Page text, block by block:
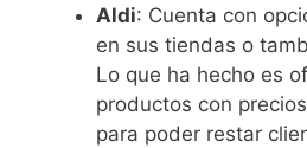
Aldi: Cuenta con
en sus tiendas o
Lo que ha hecho es
productos con
para poder restar